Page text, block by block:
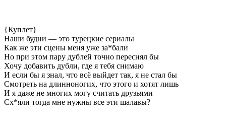
{Куплет}
Наши будни — это турецкие сериалы
Как же эти сцены меня уже за*бали
Но при этом пару дублей точно переснял бы
Хочу добавить дубли, где я тебя снимаю
И если бы я знал, что всё выйдет так, я не стал бы
Смотреть на длинноногих, что этого и хотят лишь
И я даже не многих могу считать друзьями
Сх*яли тогда мне нужны все эти шалавы?